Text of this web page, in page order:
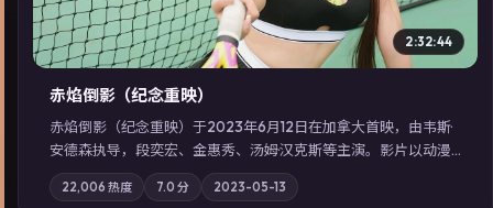
2:32:44
赤焰倒影（纪念重映）
赤焰倒影（纪念重映）于2023年6月12日在加拿大首映，由韦斯·
安德森执导，段奕宏、金惠秀、汤姆·汉克斯等主演。影片以动漫
为叙事主轴，科技与人性的边界在实验事故后逐渐模糊；摄影与
配乐强化地域气质；站内亦可通过「国产免费观看高清电视剧在
22,006 热度 7.0 分 2023-05-13